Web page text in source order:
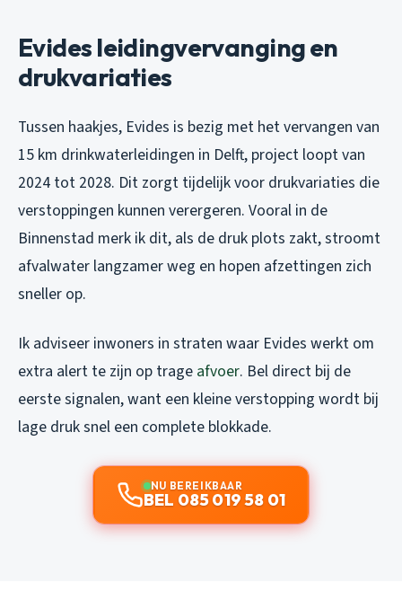
Evides leidingvervanging en
drukvariaties
Tussen haakjes, Evides is bezig met het vervangen van
15 km drinkwaterleidingen in Delft, project loopt van
2024 tot 2028. Dit zorgt tijdelijk voor drukvariaties die
verstoppingen kunnen verergeren. Vooral in de
Binnenstad merk ik dit, als de druk plots zakt, stroomt
afvalwater langzamer weg en hopen afzettingen zich
sneller op.
Ik adviseer inwoners in straten waar Evides werkt om
extra alert te zijn op trage afvoer. Bel direct bij de
eerste signalen, want een kleine verstopping wordt bij
lage druk snel een complete blokkade.
NU BEREIKBAAR
BEL 085 019 58 01